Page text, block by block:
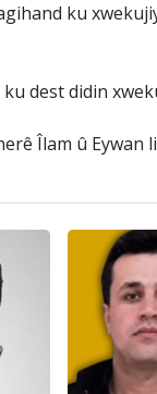
ku
dest didin
Îlam û Eywan